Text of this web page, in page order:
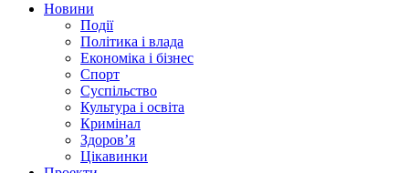
Новини
Події
Політика і влада
Економіка і бізнес
Спорт
Суспільство
Культура і освіта
Кримінал
Здоров’я
Цікавинки